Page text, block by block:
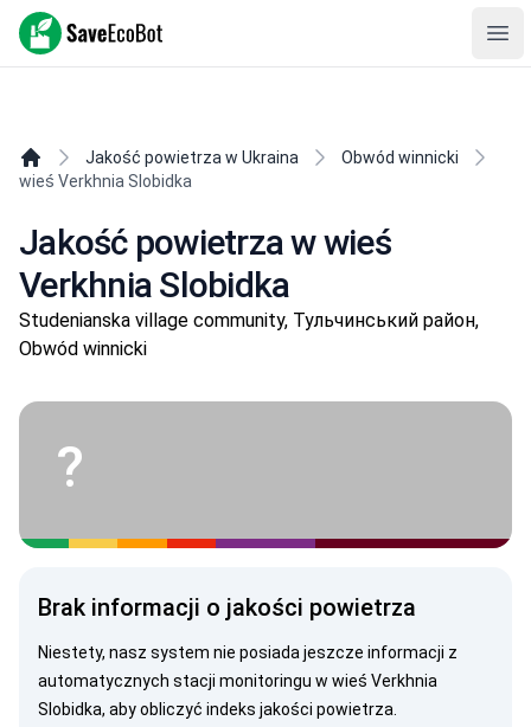
SaveEcoBot
Jakość powietrza w Ukraina
Obwód winnicki
wieś Verkhnia Slobidka
Jakość powietrza w wieś
Verkhnia Slobidka
Studenianska village community, Тульчинський район,
Obwód winnicki
?
Brak informacji o jakości powietrza
Niestety, nasz system nie posiada jeszcze informacji z
automatycznych stacji monitoringu w wieś Verkhnia
Slobidka, aby obliczyć indeks jakości powietrza.